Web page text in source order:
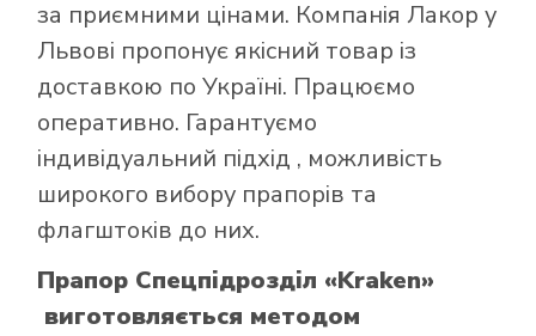
за приємними цінами. Компанія Лакор у
Львові пропонує якісний товар із
доставкою по Україні. Працюємо
оперативно. Гарантуємо
індивідуальний підхід , можливість
широкого вибору прапорів та
флагштоків до них.
Прапор Спецпідрозділ «Kraken»
виготовляється методом